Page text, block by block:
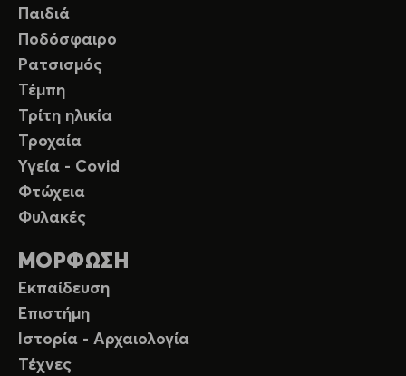
Παιδιά
Ποδόσφαιρο
Ρατσισμός
Τέμπη
Τρίτη ηλικία
Τροχαία
Υγεία - Covid
Φτώχεια
Φυλακές
ΜΟΡΦΩΣΗ
Εκπαίδευση
Επιστήμη
Ιστορία - Αρχαιολογία
Τέχνες